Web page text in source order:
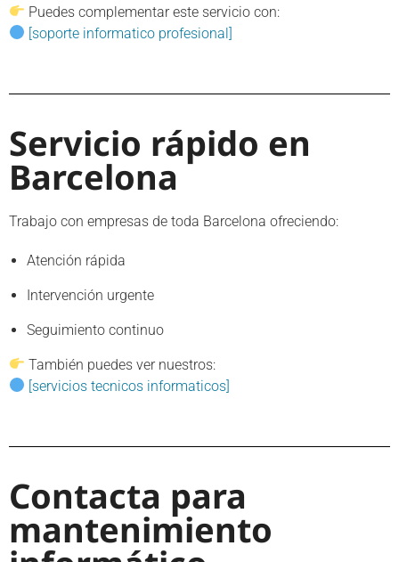
Puedes complementar este servicio con:
[soporte informatico profesional]
Servicio rápido en
Barcelona
Trabajo con empresas de toda Barcelona ofreciendo:
Atención rápida
Intervención urgente
Seguimiento continuo
También puedes ver nuestros:
[servicios tecnicos informaticos]
Contacta para
mantenimiento